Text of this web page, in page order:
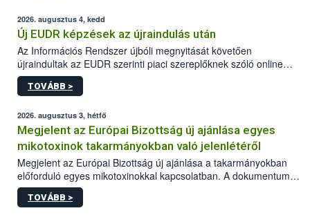
2026. augusztus 4, kedd
Új EUDR képzések az újraindulás után
Az Információs Rendszer újbóli megnyitását követően
újraindultak az EUDR szerinti piaci szereplőknek szóló online
képzések.
TOVÁBB >
2026. augusztus 3, hétfő
Megjelent az Európai Bizottság új ajánlása egyes
mikotoxinok takarmányokban való jelenlétéről
Megjelent az Európai Bizottság új ajánlása a takarmányokban
előforduló egyes mikotoxinokkal kapcsolatban. A dokumentum
2027-től új irányértékek alkalmazását írja elő, és a jelenleg
hatályos uniós ajánlások helyébe lép.
TOVÁBB >